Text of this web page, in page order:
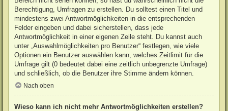
Berechtigung, Umfragen zu erstellen. Du solltest einen Titel und
mindestens zwei Antwortmöglichkeiten in die entsprechenden
Felder eingeben und dabei sicherstellen, dass jede
Antwortmöglichkeit in einer eigenen Zeile steht. Du kannst auch
unter „Auswahlmöglichkeiten pro Benutzer“ festlegen, wie viele
Optionen ein Benutzer auswählen kann, welches Zeitlimit für die
Umfrage gilt (0 bedeutet dabei eine zeitlich unbegrenzte Umfrage)
und schließlich, ob die Benutzer ihre Stimme ändern können.
Nach oben
Wieso kann ich nicht mehr Antwortmöglichkeiten erstellen?